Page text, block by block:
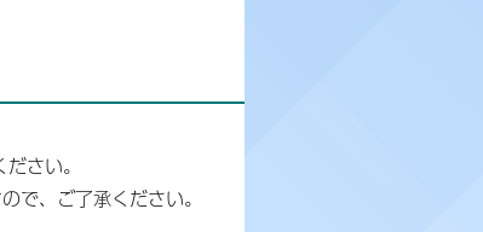
さい。
で、ご了承ください。